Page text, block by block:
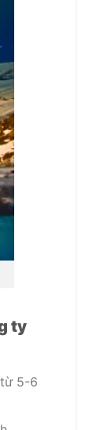
ty
5-6